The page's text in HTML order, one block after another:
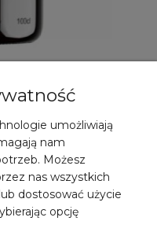
658
umożliwiają
nam
Możesz
nas wszystkich
dostosować użycie
opcję